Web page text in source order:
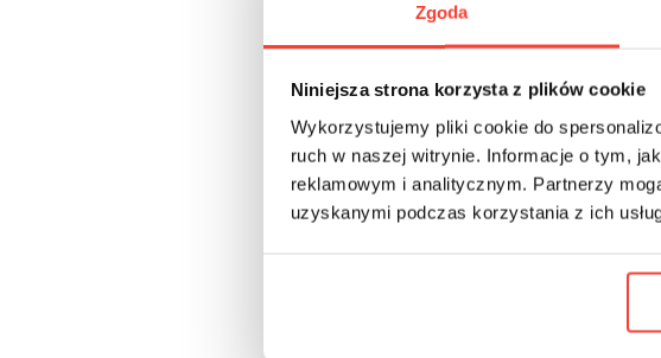
Zgoda
Niniejsza strona korzysta z plików cookie
Wykorzystujemy pliki cookie do
ruch w naszej witrynie. Informacje o tym,
reklamowym i analitycznym. Partnerzy
uzyskanymi podczas korzystania z ich